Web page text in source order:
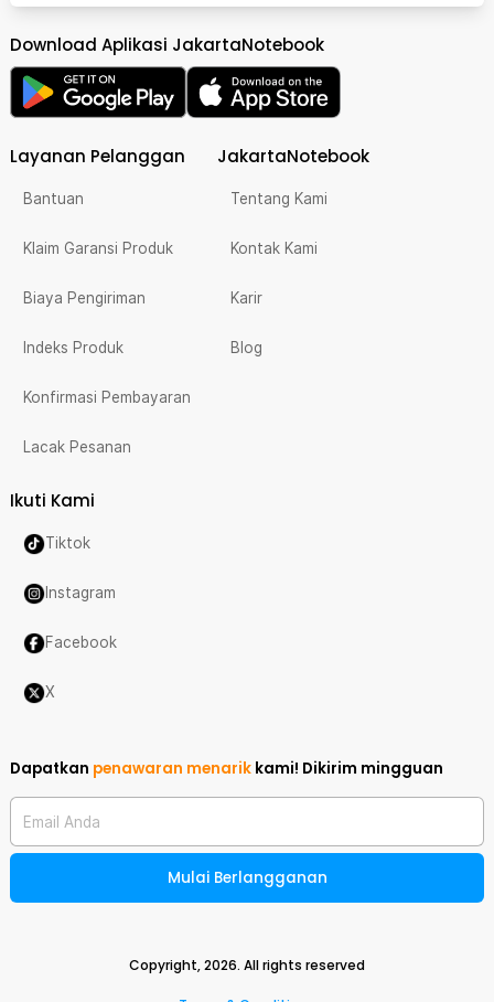
Download Aplikasi JakartaNotebook
Layanan Pelanggan
Bantuan
Klaim Garansi Produk
Biaya Pengiriman
Indeks Produk
Konfirmasi Pembayaran
Lacak Pesanan
JakartaNotebook
Tentang Kami
Kontak Kami
Karir
Blog
Ikuti Kami
Tiktok
Instagram
Facebook
X
Dapatkan penawaran menarik kami! Dikirim mingguan
Email Anda
Mulai Berlangganan
Copyright,2026. All rights reserved